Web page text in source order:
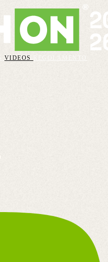
VIDEOS
REGOLAMENTO